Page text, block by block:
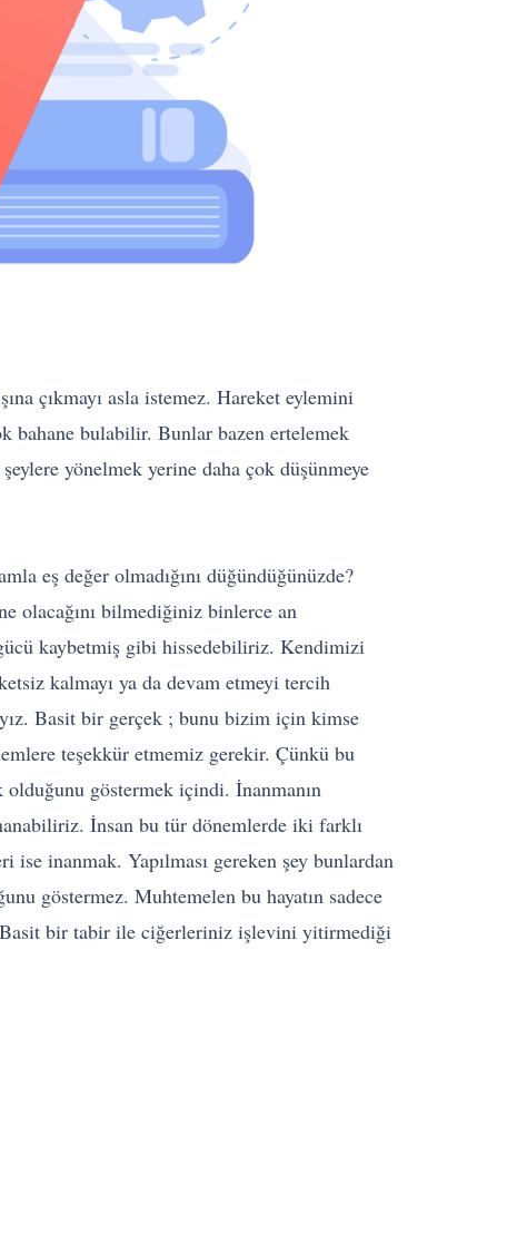
çıkmayı asla istemez. Hareket eylemini
bahane bulabilir. Bunlar bazen ertelemek
yönelmek yerine daha çok düşünmeye
eş değer olmadığını düğündüğünüzde?
olacağını bilmediğiniz binlerce an
kaybetmiş gibi hissedebiliriz. Kendimizi
kalmayı ya da devam etmeyi tercih
Basit bir gerçek ; bunu bizim için kimse
teşekkür etmemiz gerekir. Çünkü bu
göstermek içindi. İnanmanın
İnsan bu tür dönemlerde iki farklı
inanmak. Yapılması gereken şey bunlardan
göstermez. Muhtemelen bu hayatın sadece
Basit bir tabir ile ciğerleriniz işlevini yitirmediği